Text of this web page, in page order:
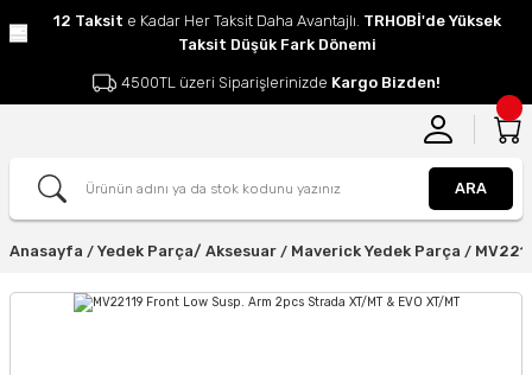
12 Taksit e Kadar Her Taksit Daha Avantajlı. TRHOBİ'de Yüksek
Taksit Düşük Fark Dönemi
4500TL üzeri Siparişlerinizde Kargo Bizden!
ARA
Anasayfa Yedek Parça/ Aksesuar Maverick Yedek Parça